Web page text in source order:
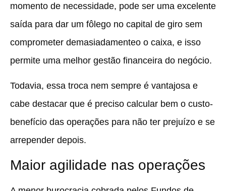
momento de necessidade, pode ser uma excelente
saída para dar um fôlego no capital de giro sem
comprometer demasiadamenteo o caixa, e isso
permite uma melhor gestão financeira do negócio.
Todavia, essa troca nem sempre é vantajosa e
cabe destacar que é preciso calcular bem o custo-
benefício das operações para não ter prejuízo e se
arrepender depois.
Maior agilidade nas operações